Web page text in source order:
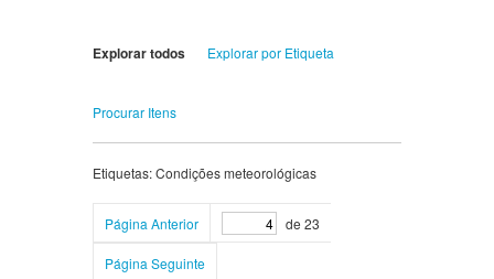
Explorar todos Explorar por Etiqueta
Procurar Itens
Etiquetas: Condições meteorológicas
Página Anterior de 23
Página Seguinte